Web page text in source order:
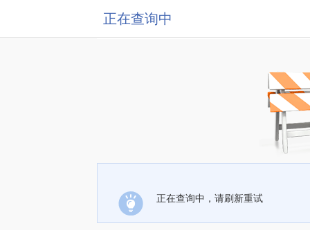
正在查询中
正在查询中，请刷新重试